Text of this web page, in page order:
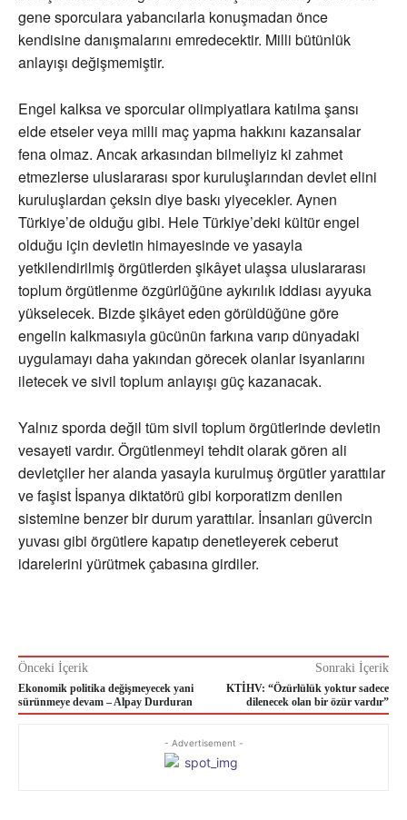
gene sporculara yabancılarla konuşmadan önce
kendisine danışmalarını emredecektir. Milli bütünlük
anlayışı değişmemiştir.
Engel kalksa ve sporcular olimpiyatlara katılma şansı
elde etseler veya milli maç yapma hakkını kazansalar
fena olmaz. Ancak arkasından bilmeliyiz ki zahmet
etmezlerse uluslararası spor kuruluşlarından devlet elini
kuruluşlardan çeksin diye baskı yiyecekler. Aynen
Türkiye’de olduğu gibi. Hele Türkiye’deki kültür engel
olduğu için devletin himayesinde ve yasayla
yetkilendirilmiş örgütlerden şikâyet ulaşsa uluslararası
toplum örgütlenme özgürlüğüne aykırılık iddiası ayyuka
yükselecek. Bizde şikâyet eden görüldüğüne göre
engelin kalkmasıyla gücünün farkına varıp dünyadaki
uygulamayı daha yakından görecek olanlar isyanlarını
iletecek ve sivil toplum anlayışı güç kazanacak.
Yalnız sporda değil tüm sivil toplum örgütlerinde devletin
vesayeti vardır. Örgütlenmeyi tehdit olarak gören ali
devletçiler her alanda yasayla kurulmuş örgütler yarattılar
ve faşist İspanya diktatörü gibi korporatizm denilen
sistemine benzer bir durum yarattılar. İnsanları güvercin
yuvası gibi örgütlere kapatıp denetleyerek ceberut
idarelerini yürütmek çabasına girdiler.
Önceki İçerik
Ekonomik politika değişmeyecek yani
sürünmeye devam – Alpay Durduran
Sonraki İçerik
KTİHV: “Özürlülük yoktur sadece
dilenecek olan bir özür vardır”
- Advertisement -